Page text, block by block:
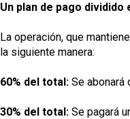
Un plan de pago
La operación, que
la siguiente manera:
60% del total: Se abonará
30% del total: Se pagará